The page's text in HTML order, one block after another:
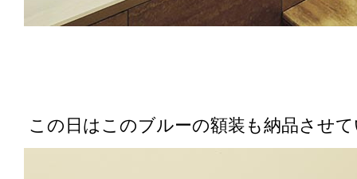
この日はこのブルーの額装も納品させ